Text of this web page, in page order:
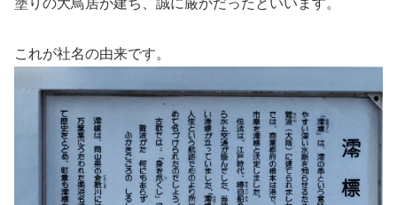
塗りの大鳥居が建ち、誠に厳かだったといいます。
これが社名の由来です。